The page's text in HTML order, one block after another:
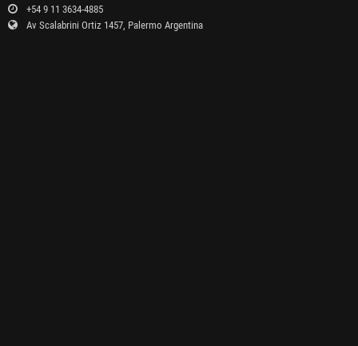
+54 9 11 3634-4885
Av Scalabrini Ortiz 1457, Palermo Argentina